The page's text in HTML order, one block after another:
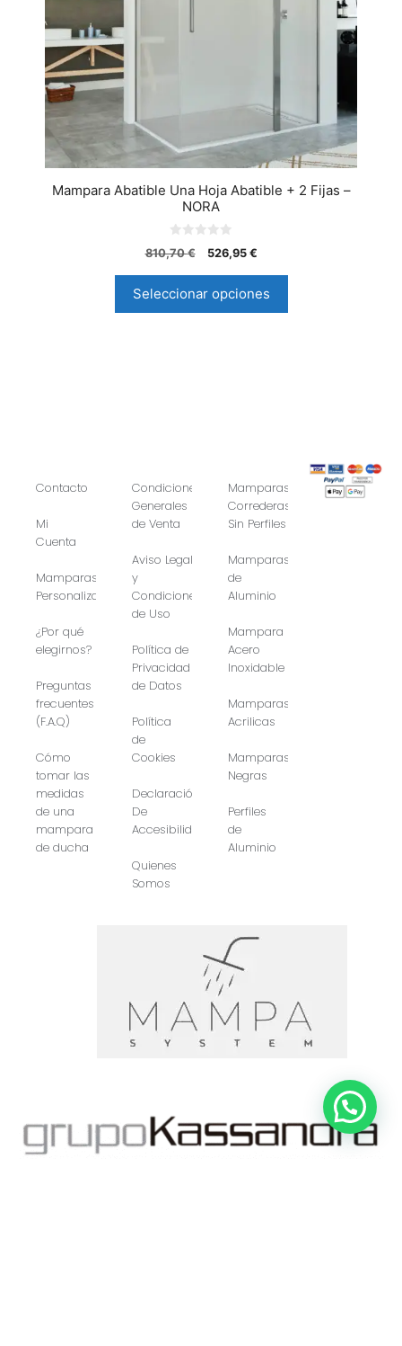
Mampara Abatible Una Hoja Abatible + 2 Fijas –
NORA
0
d
5
810,70€ 526,95 €
Seleccionar opciones
Contacto
Mi
Cuenta
Mamparas
Personalizadas
¿Por qué
elegirnos?
Preguntas
frecuentes
(F.A.Q)
Cómo
tomar las
medidas
de una
mampara
de ducha
Condiciones
Generales
de Venta
Aviso Legal
y
Condiciones
de Uso
Política de
Privacidad
de Datos
Política
de
Cookies
Declaración
De
Accesibilidad
Quienes
Somos
Mamparas
Correderas
Sin Perfiles
Mamparas
de
Aluminio
Mampara
Acero
Inoxidable
Mamparas
Acrilicas
Mamparas
Negras
Perfiles
de
Aluminio
Artículo añadido al carrito.
0 artículos - 0,00€
Finalizar Compra